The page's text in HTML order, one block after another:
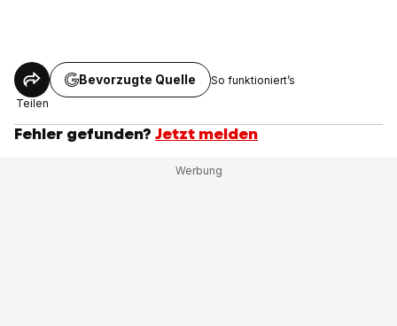
Teilen
Bevorzugte Quelle So funktioniert’s
Fehler gefunden? Jetzt melden